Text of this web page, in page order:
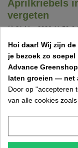
Aprilkriebels
vergeten
31 Mar 2026,11:50
Een frisse
wat je in april
voor een
17 Mar 2026,18:52
Hoi daar! Wij zijn
je bezoek zo
Advance
laten groeien — net
Door op "accepteren
van alle cookies